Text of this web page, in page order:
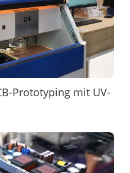
Prototyping mit UV-